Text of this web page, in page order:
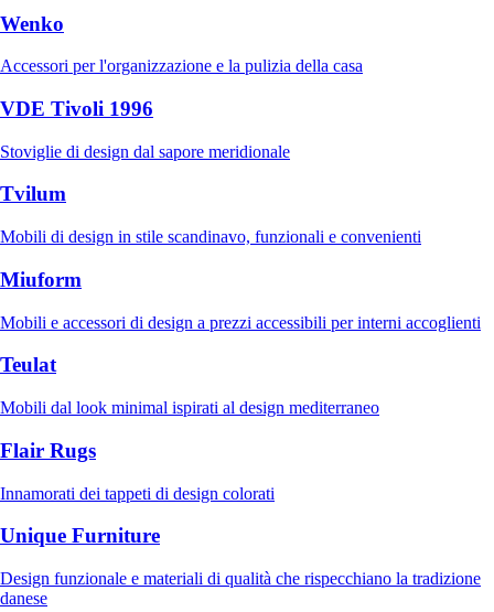
Wenko
Accessori per l'organizzazione e la pulizia della casa
VDE Tivoli 1996
Stoviglie di design dal sapore meridionale
Tvilum
Mobili di design in stile scandinavo, funzionali e convenienti
Miuform
Mobili e accessori di design a prezzi accessibili per interni accoglienti
Teulat
Mobili dal look minimal ispirati al design mediterraneo
Flair Rugs
Innamorati dei tappeti di design colorati
Unique Furniture
Design funzionale e materiali di qualità che rispecchiano la tradizione
danese